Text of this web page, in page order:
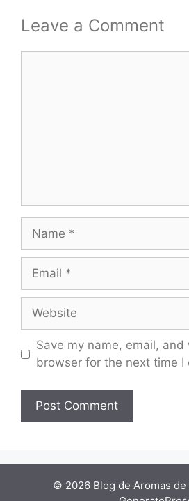
Leave a Comment
Name
Email
Website
Save my name, email,
browser for the next time I
© 2026 Blog de Aromas de